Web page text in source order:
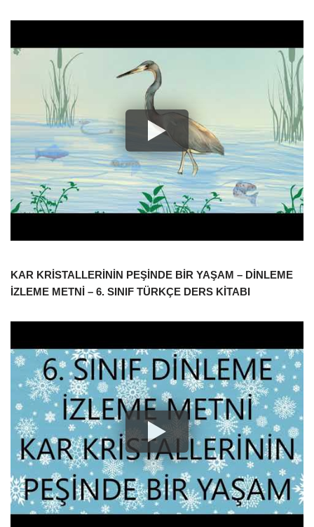
KAR KRİSTALLERİNİN PEŞİNDE BİR YAŞAM – DİNLEME
İZLEME METNİ – 6. SINIF TÜRKÇE DERS KİTABI